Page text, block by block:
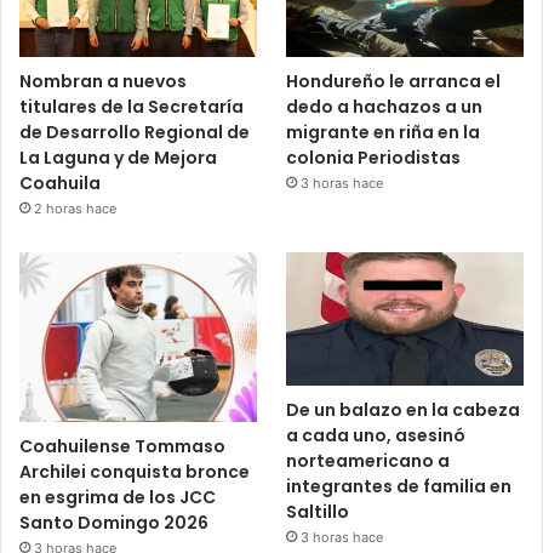
Nombran a nuevos
titulares de la Secretaría
de Desarrollo Regional de
La Laguna y de Mejora
Coahuila
2 horas hace
Hondureño le arranca el
dedo a hachazos a un
migrante en riña en la
colonia Periodistas
3 horas hace
Coahuilense Tommaso
Archilei conquista bronce
en esgrima de los JCC
Santo Domingo 2026
3 horas hace
De un balazo en la cabeza
a cada uno, asesinó
norteamericano a
integrantes de familia en
Saltillo
3 horas hace